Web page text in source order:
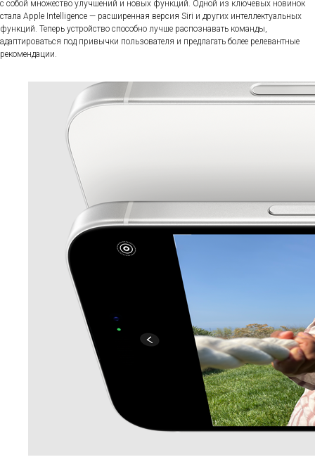
с собой множество улучшений и новых функций. Одной из ключевых новинок
стала Apple Intelligence — расширенная версия Siri и других интеллектуальных
функций. Теперь устройство способно лучше распознавать команды,
адаптироваться под привычки пользователя и предлагать более релевантные
рекомендации.